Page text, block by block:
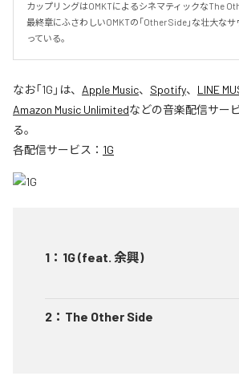
カップリングはOMKTによるシネマティックなThe
最終章にふさわしいOMKTの｢Other Side｣な壮大な
っている｡
なお「1G 」は、 Apple Music、 Spotify、 LINE
Amazon Music Unlimitedなどの音楽配信サー
る。
各配信サービス： 1G
1 ： 1G (feat. 余興)
2 ： The Other Side